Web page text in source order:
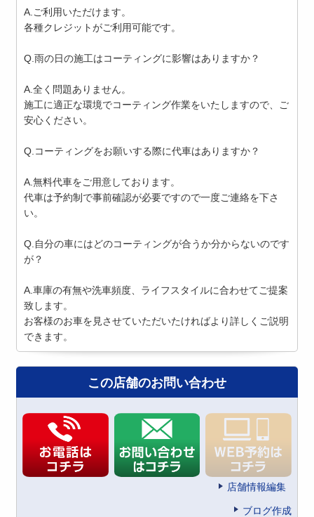
A.ご利用いただけます。
各種クレジットがご利用可能です。
Q.雨の日の施工はコーティングに影響はありますか？
A.全く問題ありません。
施工に適正な環境でコーティング作業をいたしますので、ご
安心ください。
Q.コーティングをお願いする際に代車はありますか？
A.無料代車をご用意しております。
代車は予約制で事前確認が必要ですので一度ご連絡を下さ
い。
Q.自分の車にはどのコーティングが合うか分からないのです
が？
A.車庫の有無や洗車頻度、ライフスタイルに合わせてご提案
致します。
お客様のお車を見させていただいたければより詳しくご説明
できます。
この店舗のお問い合わせ
店舗情報編集
ブログ作成